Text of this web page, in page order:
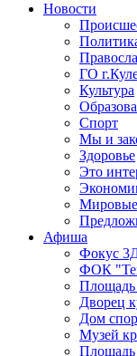
Новости
ГО
Культура
Спорт
Мы и
Здоровье
Это
Мировые
Афиша
Фокус
ФОК
Дворец
Дом
Музей